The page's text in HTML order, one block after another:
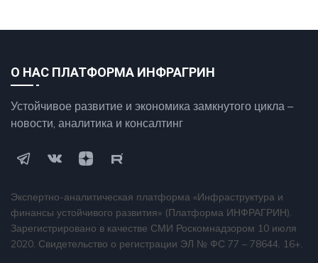
О НАС ПЛАТФОРМА ИНФРАГРИН
Устойчивое развитие и экономика замкнутого цикла –
новости, аналитика и консалтинг
Экспертно-аналитическая платформа «Инфраструктура и
финансы устойчивого развития» (Платформа ИНФРАГРИН).
Зарегистрировано в качестве СМИ Роскомнадзором 10 июля
2020. Свидетельство о регистрации ЭЛ № ФС 77 – 78644. 16+.